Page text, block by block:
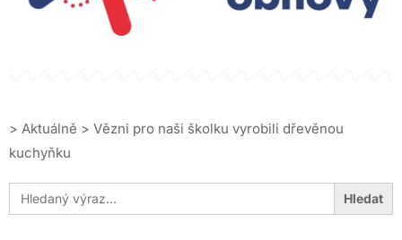
> Aktuálně > Vězni pro naši školku vyrobili dřevěnou
kuchyňku
Search
for: